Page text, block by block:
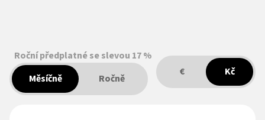
Měsíčně Ročně
Roční předplatné se slevou 17 %
€
Kč